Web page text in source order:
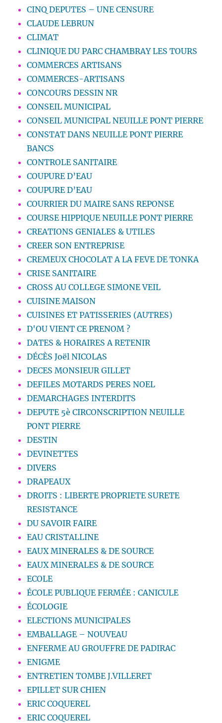
CINQ DEPUTES – UNE CENSURE
CLAUDE LEBRUN
CLIMAT
CLINIQUE DU PARC CHAMBRAY LES TOURS
COMMERCES ARTISANS
COMMERCES-ARTISANS
CONCOURS DESSIN NR
CONSEIL MUNICIPAL
CONSEIL MUNICIPAL NEUILLE PONT PIERRE
CONSTAT DANS NEUILLE PONT PIERRE
BANCS
CONTROLE SANITAIRE
COUPURE D’EAU
COUPURE D’EAU
COURRIER DU MAIRE SANS REPONSE
COURSE HIPPIQUE NEUILLE PONT PIERRE
CREATIONS GENIALES & UTILES
CREER SON ENTREPRISE
CREMEUX CHOCOLAT A LA FEVE DE TONKA
CRISE SANITAIRE
CROSS AU COLLEGE SIMONE VEIL
CUISINE MAISON
CUISINES ET PATISSERIES (AUTRES)
D'OU VIENT CE PRENOM ?
DATES & HORAIRES A RETENIR
DÉCÈS Joël NICOLAS
DECES MONSIEUR GILLET
DEFILES MOTARDS PERES NOEL
DEMARCHAGES INTERDITS
DEPUTE 5è CIRCONSCRIPTION NEUILLE
PONT PIERRE
DESTIN
DEVINETTES
DIVERS
DRAPEAUX
DROITS : LIBERTE PROPRIETE SURETE
RESISTANCE
DU SAVOIR FAIRE
EAU CRISTALLINE
EAUX MINERALES & DE SOURCE
EAUX MINERALES & DE SOURCE
ECOLE
ÉCOLE PUBLIQUE FERMÉE : CANICULE
ÉCOLOGIE
ELECTIONS MUNICIPALES
EMBALLAGE – NOUVEAU
ENFERME AU GROUFFRE DE PADIRAC
ENIGME
ENTRETIEN TOMBE J.VILLERET
EPILLET SUR CHIEN
ERIC COQUEREL
ERIC COQUEREL